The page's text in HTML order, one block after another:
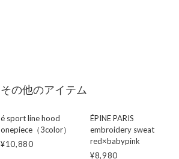
その他のアイテム
é sport line hood
onepiece（3color）
¥10,880
ÉPINE PARIS
embroidery sweat
red×babypink
¥8,980